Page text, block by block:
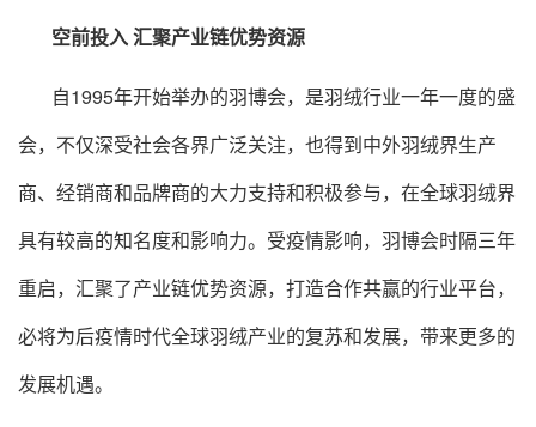
空前投入 汇聚产业链优势资源
自1995年开始举办的羽博会，是羽绒行业一年一度的盛
会，不仅深受社会各界广泛关注，也得到中外羽绒界生产
商、经销商和品牌商的大力支持和积极参与，在全球羽绒界
具有较高的知名度和影响力。受疫情影响，羽博会时隔三年
重启，汇聚了产业链优势资源，打造合作共赢的行业平台，
必将为后疫情时代全球羽绒产业的复苏和发展，带来更多的
发展机遇。